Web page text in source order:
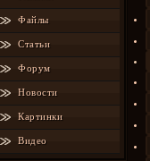
Файлы
Статьи
Форум
Новости
Картинки
Видео